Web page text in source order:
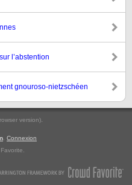
l’abstention
gnouroso-nietzschéen
version).
Connexion